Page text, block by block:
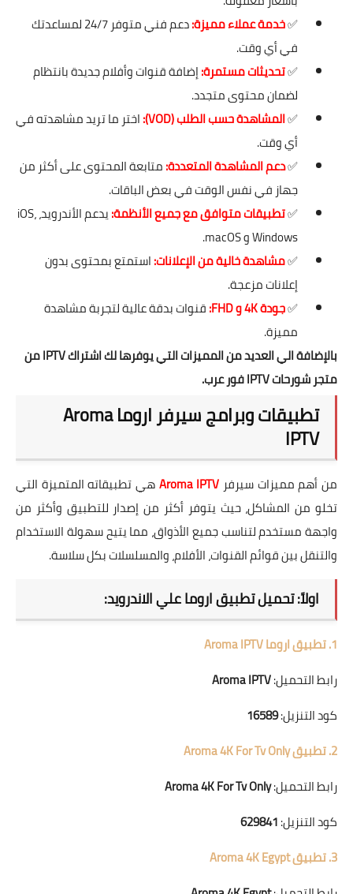
✅خدمة عملاء مميزة:
دعم فني متوفر 24/7 لمساعدتك
في أي وقت.
✅تحديثات مستمرة:إضافة قنوات وأفلام جديدة بانتظام
لضمان محتوى متجدد.
✅المشاهدة حسب الطلب (VOD):
اختر ما تريد مشاهدته في
أي وقت.
✅دعم المشاهدة المتعددة:متابعة المحتوى على أكثر من
جهاز في نفس الوقت في بعض الباقات.
✅تطبيقات متوافق مع جميع الأنظمة:
يدعم الأندرويد، iOS،
Windows و macOS.
✅مشاهدة خالية من الإعلانات:استمتع بمحتوى بدون
إعلانات مزعجة.
✅جودة 4K و FHD:
قنوات بدقة عالية لتجربة مشاهدة
مميزة.
بالإضافة الي العديد من المميزات التي يوفرها لكاشتراك IPTV
من
متجر شورحات IPTV فور عرب.
تطبيقات وبرامج سيرفر اروما Aroma
IPTV
من أهم مميزات سيرفر Aroma IPTVهي تطبيقاته المتميزة التي
تخلو من المشاكل، حيث يتوفر أكثر من إصدار للتطبيق وأكثر من
واجهة مستخدم لتناسب جميع الأذواق، مما يتيح سهولة الاستخدام
والتنقل بين قوائم القنوات، الأفلام، والمسلسلات بكل سلاسة.
اولاً: تحميل تطبيق اروما علي الاندرويد:
1. تطبيق اروما Aroma IPTV
رابط التحميل:Aroma IPTV
كود التنزيل:16589
2. تطبيق Aroma 4K For Tv Only
رابط التحميل:Aroma 4K For Tv Only
كود التنزيل:629841
3. تطبيق Aroma 4K Egypt